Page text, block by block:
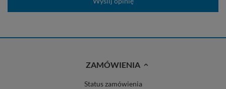
ZAMÓWIENIA
Status zamówienia